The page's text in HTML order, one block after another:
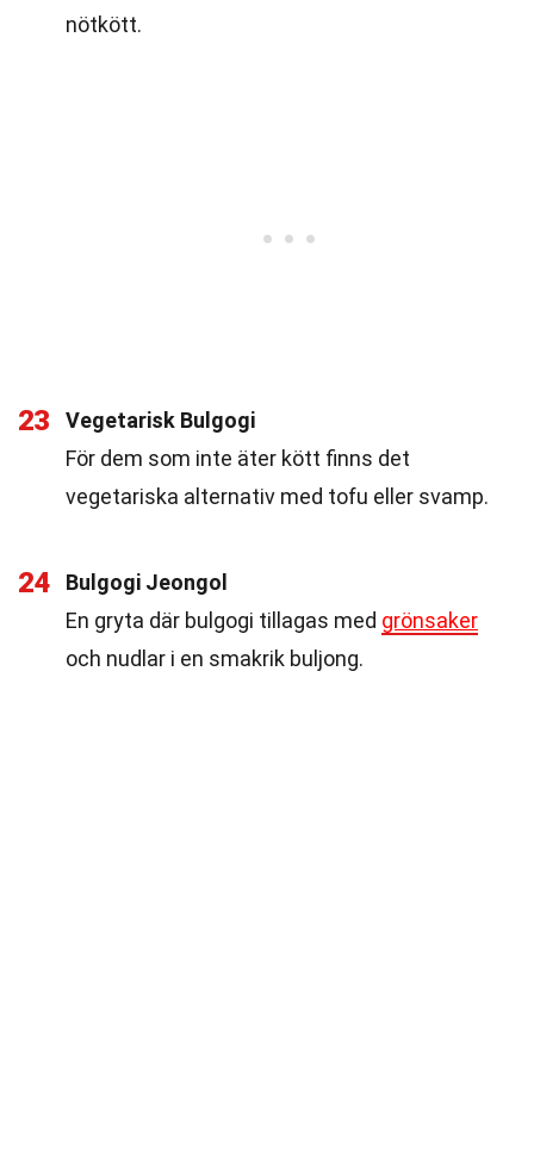
nötkött.
23
Vegetarisk Bulgogi
För dem som inte äter kött finns det
vegetariska alternativ med tofu eller svamp.
24
Bulgogi Jeongol
En gryta där bulgogi tillagas med grönsaker
och nudlar i en smakrik buljong.